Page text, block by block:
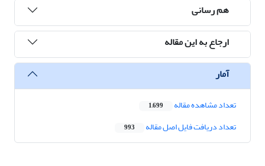
هم رسانی
ارجاع به این مقاله
آمار
تعداد مشاهده مقاله 1,699
تعداد دریافت فایل اصل مقاله 993